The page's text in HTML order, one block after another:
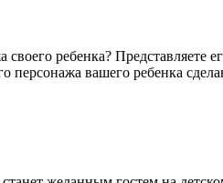
ребенка? Представляете
вашего ребенка